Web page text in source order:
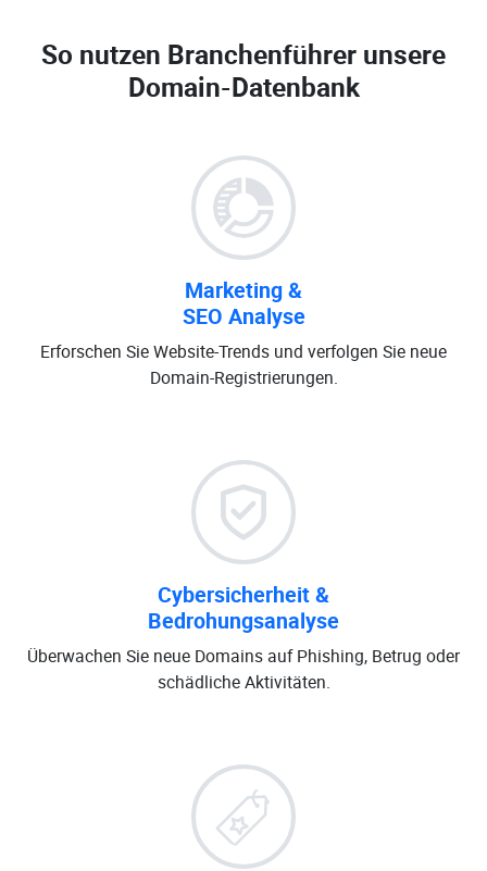
So nutzen Branchenführer unsere
Domain-Datenbank
Marketing &
SEO Analyse
Erforschen Sie Website-Trends und verfolgen Sie neue
Domain-Registrierungen.
Cybersicherheit &
Bedrohungsanalyse
Überwachen Sie neue Domains auf Phishing, Betrug oder
schädliche Aktivitäten.